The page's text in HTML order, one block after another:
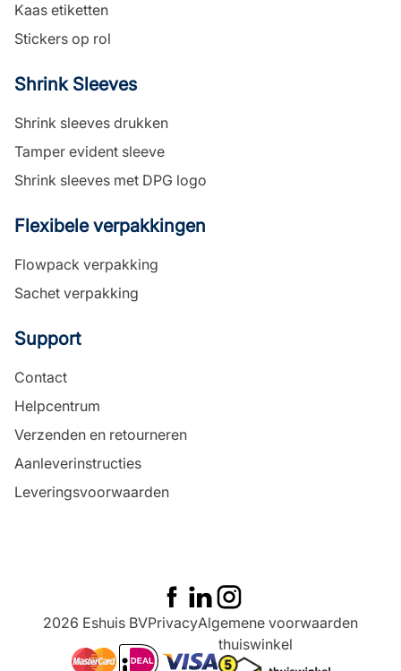
Kaas etiketten
Stickers op rol
Shrink Sleeves
Shrink sleeves drukken
Tamper evident sleeve
Shrink sleeves met DPG logo
Flexibele verpakkingen
Flowpack verpakking
Sachet verpakking
Support
Contact
Helpcentrum
Verzenden en retourneren
Aanleverinstructies
Leveringsvoorwaarden
2026 Eshuis BVPrivacyAlgemene voorwaarden
mastercard
ideal
visa
thuiswinkel